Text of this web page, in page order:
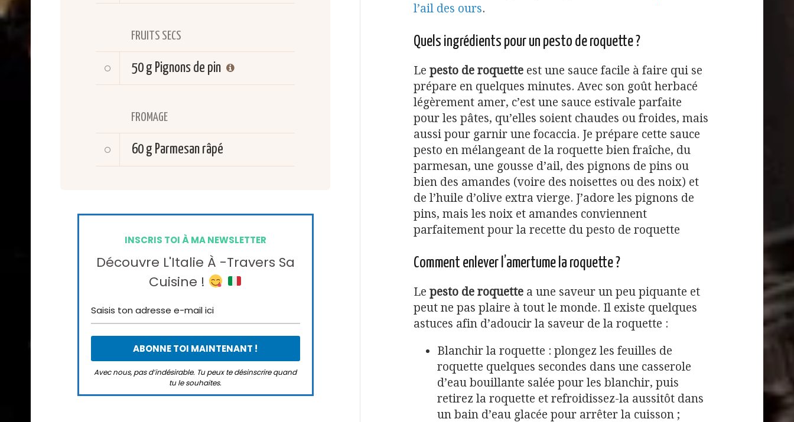
FRUITS SECS
50 g Pignons de pin
FROMAGE
60 g Parmesan râpé
INSCRIS TOI À MA NEWSLETTER
Découvre L'Italie À -travers Sa
Cuisine !
Avec nous, pas d’indésirable. Tu peux te désinscrire quand
tu le souhaites.
l’ail des ours.
Quels ingrédients pour un pesto de roquette ?
Le pesto de roquette est une sauce facile à faire qui se
prépare en quelques minutes. Avec son goût herbacé
légèrement amer, c’est une sauce estivale parfaite
pour les pâtes, qu’elles soient chaudes ou froides, mais
aussi pour garnir une focaccia. Je prépare cette sauce
pesto en mélangeant de la roquette bien fraîche, du
parmesan, une gousse d’ail, des pignons de pins ou
bien des amandes (voire des noisettes ou des noix) et
de l’huile d’olive extra vierge. J’adore les pignons de
pins, mais les noix et amandes conviennent
parfaitement pour la recette du pesto de roquette
Comment enlever l’amertume la roquette ?
Le pesto de roquette a une saveur un peu piquante et
peut ne pas plaire à tout le monde. Il existe quelques
astuces afin d’adoucir la saveur de la roquette :
Blanchir la roquette : plongez les feuilles de
roquette quelques secondes dans une casserole
d’eau bouillante salée pour les blanchir, puis
retirez la roquette et refroidissez-la aussitôt dans
un bain d’eau glacée pour arrêter la cuisson ;